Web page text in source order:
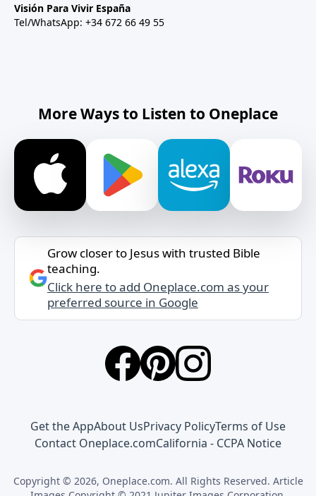
Visión Para Vivir España
Tel/WhatsApp: +34 672 66 49 55
More Ways to Listen to Oneplace
Grow closer to Jesus with trusted Bible
teaching.
Click here to add Oneplace.com as your
preferred source in Google
Get the AppAbout UsPrivacy PolicyTerms of Use
Contact Oneplace.comCalifornia - CCPA Notice
Copyright © 2026, Oneplace.com. All Rights Reserved. Article